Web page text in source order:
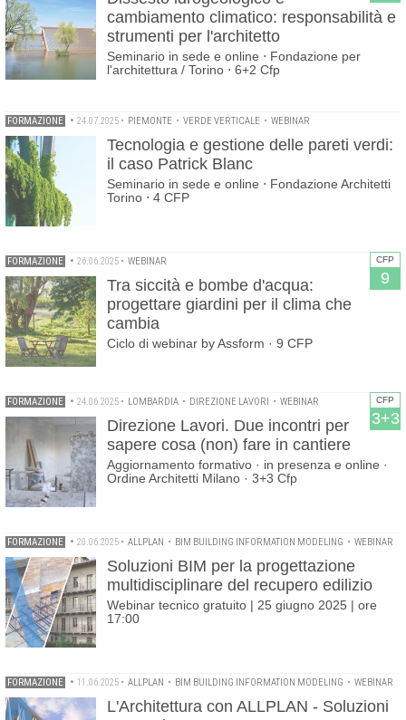
cambiamento climatico: responsabilità e
strumenti per l'architetto
Seminario in sede e online ⋅ Fondazione per
l'architettura / Torino ⋅ 6+2 Cfp
FORMAZIONE • 24.07.2025 • PIEMONTE • VERDE VERTICALE • WEBINAR
Tecnologia e gestione delle pareti verdi:
il caso Patrick Blanc
Seminario in sede e online ⋅ Fondazione Architetti
Torino ⋅ 4 CFP
CFP
9
FORMAZIONE • 26.06.2025 • WEBINAR
Tra siccità e bombe d'acqua:
progettare giardini per il clima che
cambia
Ciclo di webinar by Assform · 9 CFP
CFP
3+3
FORMAZIONE • 24.06.2025 • LOMBARDIA • DIREZIONE LAVORI • WEBINAR
Direzione Lavori. Due incontri per
sapere cosa (non) fare in cantiere
Aggiornamento formativo · in presenza e online ·
Ordine Architetti Milano · 3+3 Cfp
FORMAZIONE • 20.06.2025 • ALLPLAN • BIM BUILDING INFORMATION MODELING • WEBINAR
Soluzioni BIM per la progettazione
multidisciplinare del recupero edilizio
Webinar tecnico gratuito | 25 giugno 2025 | ore
17:00
FORMAZIONE • 11.06.2025 • ALLPLAN • BIM BUILDING INFORMATION MODELING • WEBINAR
L'Architettura con ALLPLAN - Soluzioni